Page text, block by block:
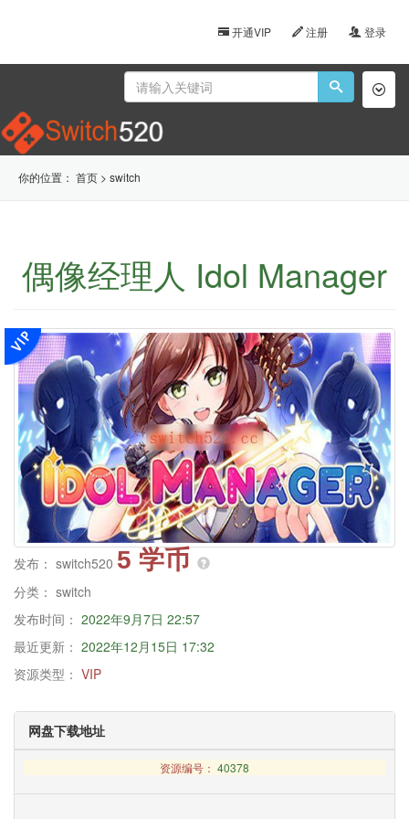
开通VIP 注册 登录
你的位置： 首页 > switch
偶像经理人 Idol Manager
发布： switch520 5 学币
分类： switch
发布时间： 2022年9月7日 22:57
最近更新： 2022年12月15日 17:32
资源类型： VIP
网盘下载地址
资源编号： 40378